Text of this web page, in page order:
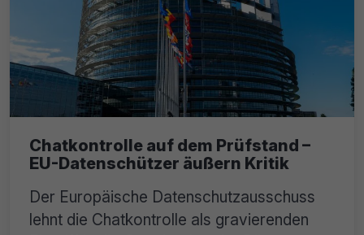
Chatkontrolle auf dem Prüfstand –
EU-Datenschützer äußern Kritik
Der Europäische Datenschutzausschuss
lehnt die Chatkontrolle als gravierenden